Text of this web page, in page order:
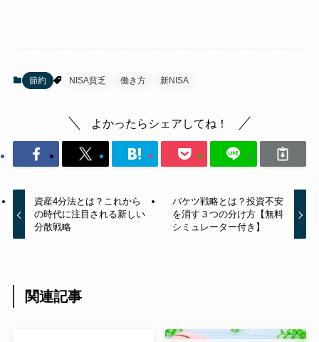
節約 NISA貧乏 働き方 新NISA
よかったらシェアしてね！
資産4分法とは？これから
の時代に注目される新しい
分散戦略
バケツ戦略とは？投資不安
を消す３つの分け方【無料
シミュレーター付き】
関連記事